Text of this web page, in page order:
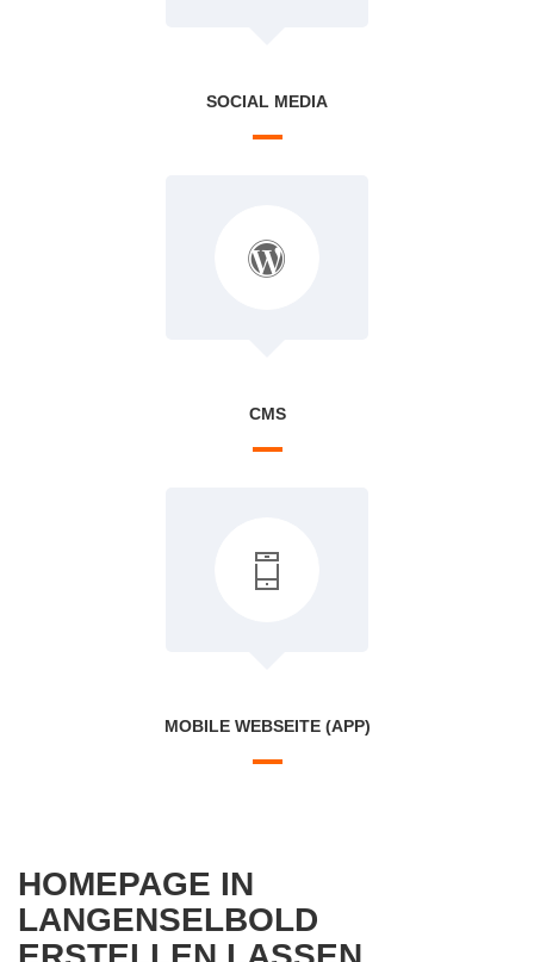
SOCIAL MEDIA
CMS
MOBILE WEBSEITE (APP)
HOMEPAGE IN
LANGENSELBOLD